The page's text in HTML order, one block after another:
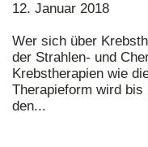
12. Januar 2018
Wer sich über
der Strahlen- und
Krebstherapien wie
Therapieform wird
den...